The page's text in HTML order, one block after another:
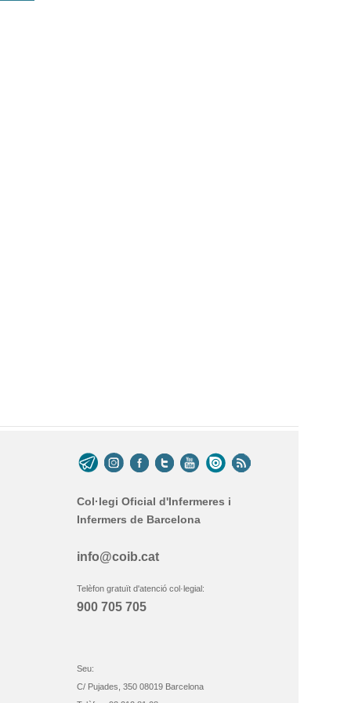
Col·legi Oficial d'Infermeres i
Infermers de Barcelona
info@coib.cat
Telèfon gratuït d'atenció col·legial:
900 705 705
Seu:
C/ Pujades, 350 08019 Barcelona